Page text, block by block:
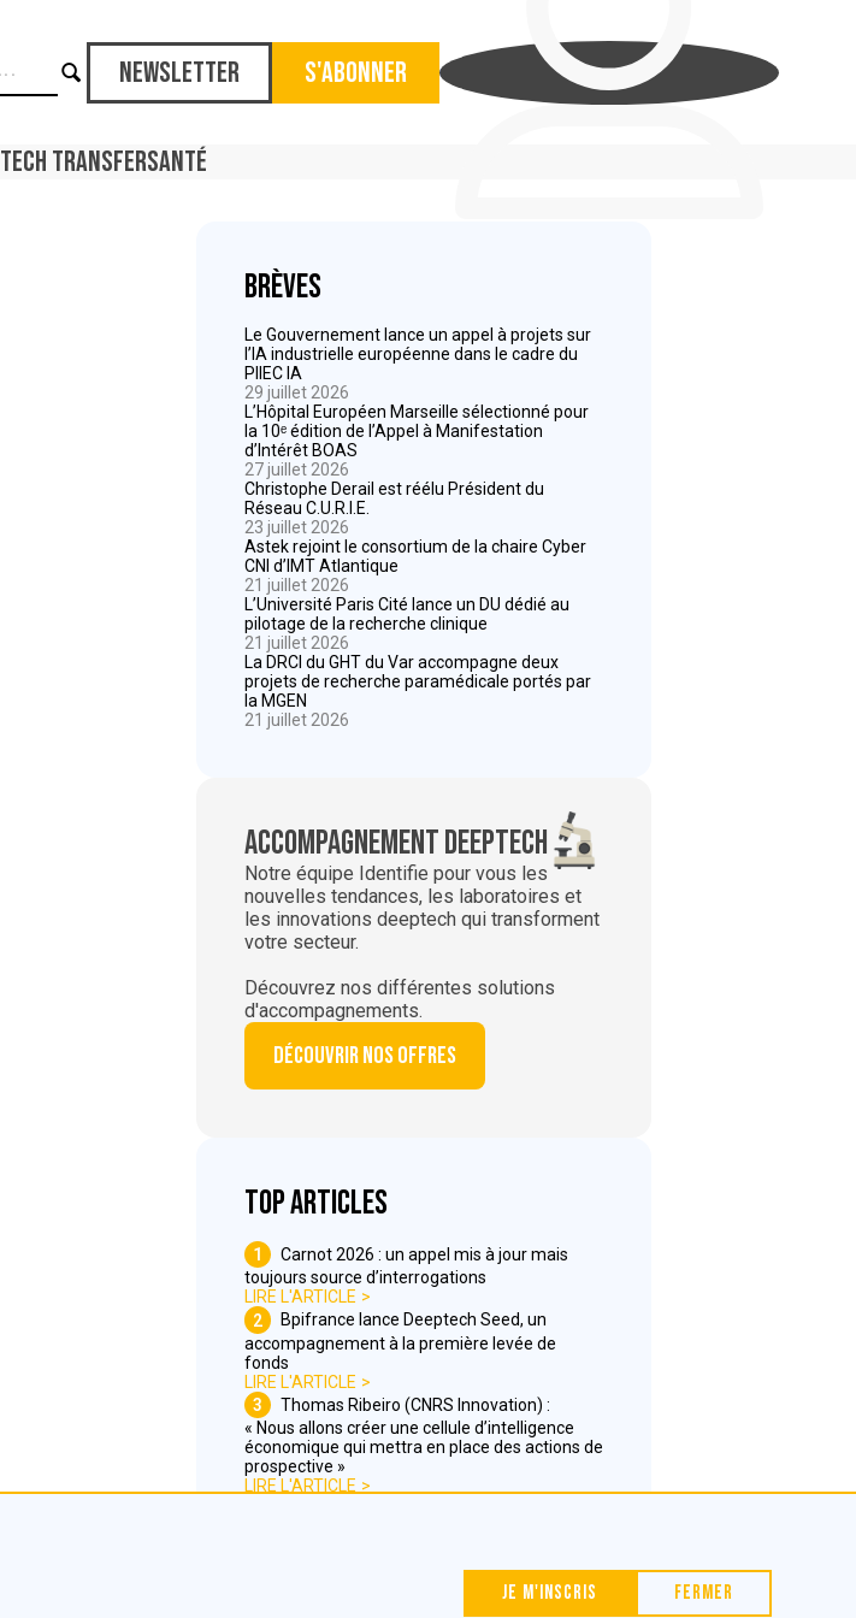
Newsletter S'abonner
Tech TransferSanté
Brèves
Le Gouvernement lance un appel à projets sur
l’IA industrielle européenne dans le cadre du
PIIEC IA
29 juillet 2026
L’Hôpital Européen Marseille sélectionné pour
la 10ᵉ édition de l’Appel à Manifestation
d’Intérêt BOAS
27 juillet 2026
Christophe Derail est réélu Président du
Réseau C.U.R.I.E.
23 juillet 2026
Astek rejoint le consortium de la chaire Cyber
CNI d’IMT Atlantique
21 juillet 2026
L’Université Paris Cité lance un DU dédié au
pilotage de la recherche clinique
21 juillet 2026
La DRCI du GHT du Var accompagne deux
projets de recherche paramédicale portés par
la MGEN
21 juillet 2026
Accompagnement deeptech
Notre équipe Identifie pour vous les
nouvelles tendances, les laboratoires et
les innovations deeptech qui transforment
votre secteur.
Découvrez nos différentes solutions
d'accompagnements.
Découvrir nos offres
Top articles
1
Carnot 2026 : un appel mis à jour mais
toujours source d’interrogations
LIRE L'ARTICLE
2
Bpifrance lance Deeptech Seed, un
accompagnement à la première levée de
fonds
LIRE L'ARTICLE
3
Thomas Ribeiro (CNRS Innovation) :
« Nous allons créer une cellule d’intelligence
économique qui mettra en place des actions de
prospective »
LIRE L'ARTICLE
Nous contacter
Je m'inscris Fermer